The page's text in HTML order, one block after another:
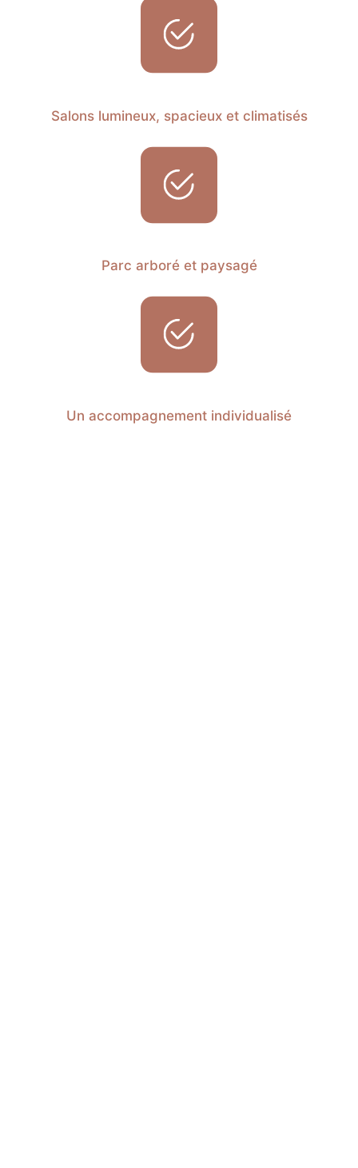
Salons lumineux, spacieux et climatisés
Parc arboré et paysagé
Un accompagnement individualisé